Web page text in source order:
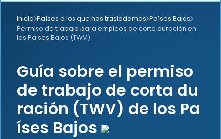
Inicio Países a los que nos trasladamos Países Bajos
Permiso de trabajo para empleos de corta duración en
los Países Bajos (TWV)
Guía sobre el permiso
de trabajo de corta du
ración (TWV) de los Pa
íses Bajos